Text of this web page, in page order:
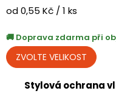
Měrná
od 0,55 Kč / 1 ks
Doprava zdarma při
Stylová ochrana